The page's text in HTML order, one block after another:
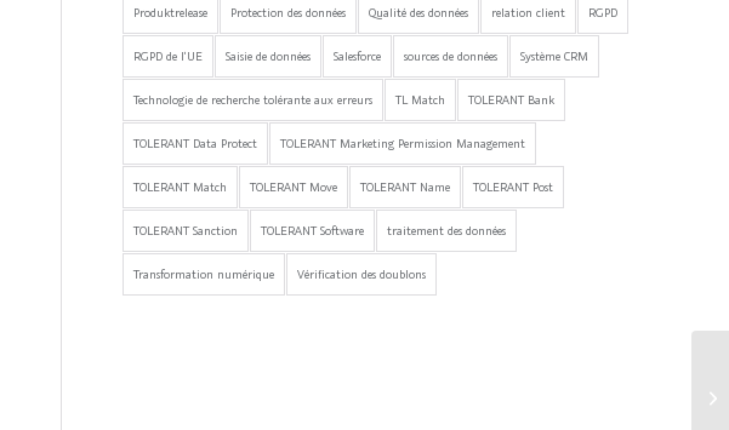
Produktrelease Protection des données Qualité des données relation client RGPD
RGPD de l'UE Saisie de données Salesforce sources de données Système CRM
Technologie de recherche tolérante aux erreurs TL Match TOLERANT Bank
TOLERANT Data Protect TOLERANT Marketing Permission Management
TOLERANT Match TOLERANT Move TOLERANT Name TOLERANT Post
TOLERANT Sanction TOLERANT Software traitement des données
Transformation numérique Vérification des doublons